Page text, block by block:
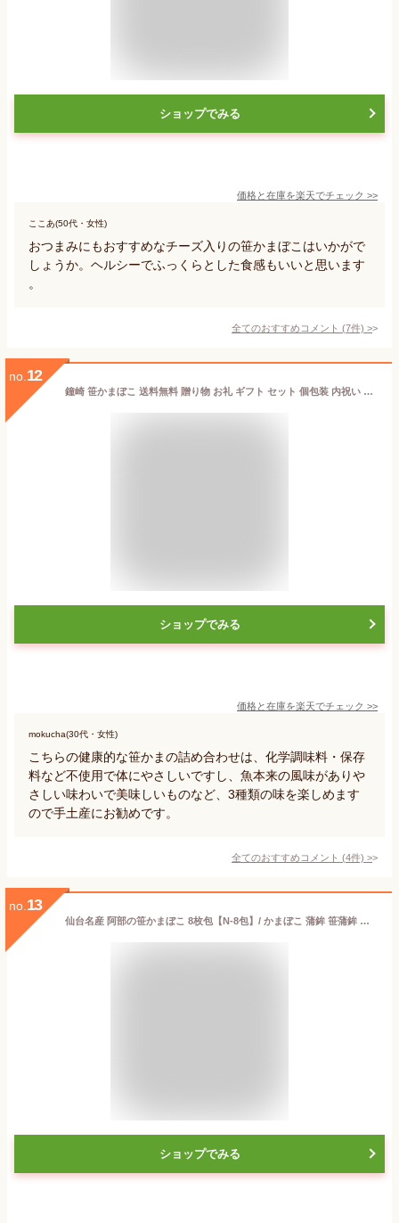
ショップでみる
価格と在庫を楽天でチェック >>
ここあ(50代・女性)
おつまみにもおすすめなチーズ入りの笹かまぼこはいかがで
しょうか。ヘルシーでふっくらとした食感もいいと思います
。
全てのおすすめコメント (7件) >
no. 12
鐘崎 笹かまぼこ 送料無料 贈り物 お礼 ギフト セット 個包装 内祝い お返し KK-08 14枚入 大漁旗 詰め合わせ 仙台 名産 かまぼこ チーズ さつま揚げ お土産 帰省 高級 魚 天然塩 プレゼント 男性 女性 甘くない バレンタイン
ショップでみる
価格と在庫を楽天でチェック >>
mokucha(30代・女性)
こちらの健康的な笹かまの詰め合わせは、化学調味料・保存
料など不使用で体にやさしいですし、魚本来の風味がありや
さしい味わいで美味しいものなど、3種類の味を楽しめます
ので手土産にお勧めです。
全てのおすすめコメント (4件) >
no. 13
仙台名産 阿部の笹かまぼこ 8枚包【N-8包】/ かまぼこ 蒲鉾 笹蒲鉾 仙台 笹かまぼこ ささかま 東北 名産 元祖 宮城 贈り物 贈答 ギフト プレゼント お土産 お取り寄せ ごほうび 自宅用 評判 人気 阿部かま あべかま 阿部蒲鉾店 詰め合わせ アミノ酸スコア100 たんぱく質
ショップでみる